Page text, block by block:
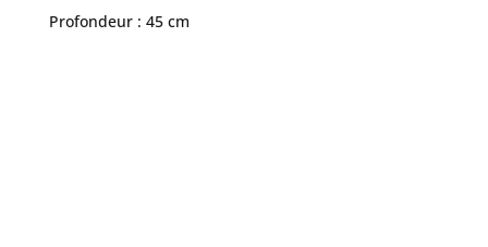
Profondeur : 45 cm